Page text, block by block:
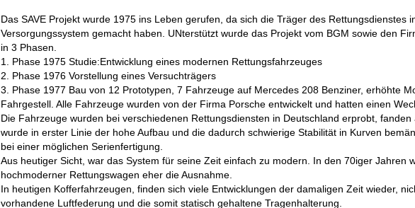
Das SAVE Projekt wurde 1975 ins Leben gerufen, da sich die Träger des
Versorgungssystem gemacht haben. UNterstützt wurde das Projekt vom BGM sowie den
in 3 Phasen.
1. Phase 1975 Studie:Entwicklung eines modernen Rettungsfahrzeuges
2. Phase 1976 Vorstellung eines Versuchträgers
3. Phase 1977 Bau von 12 Prototypen, 7 Fahrzeuge auf Mercedes 208 Benziner, erhöhte
Fahrgestell. Alle Fahrzeuge wurden von der Firma Porsche entwickelt und hatten einen
Die Fahrzeuge wurden bei verschiedenen Rettungsdiensten in Deutschland erprobt,
wurde in erster Linie der hohe Aufbau und die dadurch schwierige Stabilität in Kurven
bei einer möglichen Serienfertigung.
Aus heutiger Sicht, war das System für seine Zeit einfach zu modern. In den 70iger Jahren
hochmoderner Rettungswagen eher die Ausnahme.
In heutigen Kofferfahrzeugen, finden sich viele Entwicklungen der damaligen Zeit wieder,
vorhandene Luftfederung und die somit statisch gehaltene Tragenhalterung.